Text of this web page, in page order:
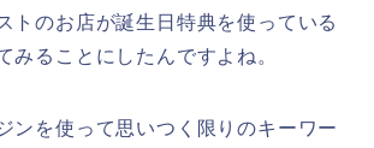
トのお店が誕生日特典を使っている
みることにしたんですよね。
ンを使って思いつく限りのキーワー